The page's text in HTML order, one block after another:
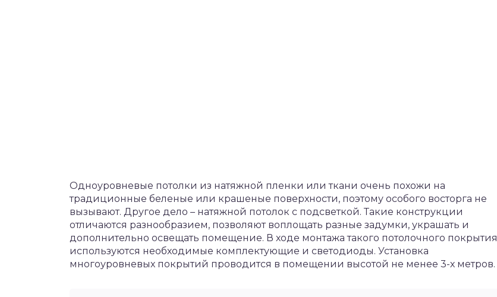
Одноуровневые потолки из натяжной пленки или ткани очень похожи на
традиционные беленые или крашеные поверхности, поэтому особого восторга не
вызывают. Другое дело – натяжной потолок с подсветкой. Такие конструкции
отличаются разнообразием, позволяют воплощать разные задумки, украшать и
дополнительно освещать помещение. В ходе монтажа такого потолочного покрытия
используются необходимые комплектующие и светодиоды. Установка
многоуровневых покрытий проводится в помещении высотой не менее 3-х метров.